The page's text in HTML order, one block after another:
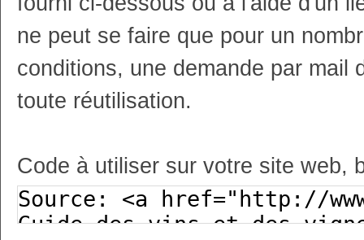
ne peut se faire que pour un
conditions, une demande par mail
toute réutilisation.
Code à utiliser sur votre site web,